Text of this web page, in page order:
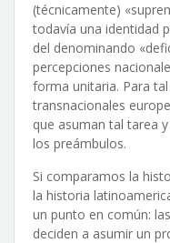
(técnicamente)
todavía una identidad
del denominando
percepciones
forma unitaria. Para
transnacionales
que asuman tal tarea
los preámbulos.
Si comparamos la
la historia
un punto en común:
deciden a asumir un